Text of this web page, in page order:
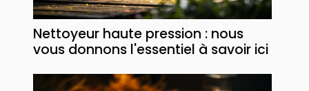
Nettoyeur haute pression : nous
vous donnons l'essentiel à savoir ici